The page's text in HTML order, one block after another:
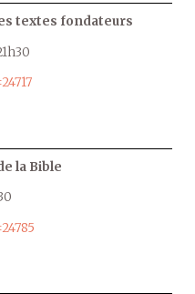
textes fondateurs
la Bible